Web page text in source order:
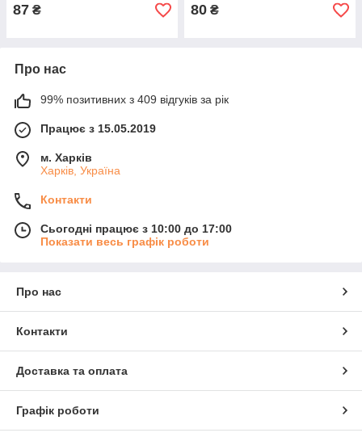
87 ₴ 80 ₴
Про нас
99% позитивних з 409 відгуків за рік
Працює з 15.05.2019
м. Харків
Харків, Україна
Контакти
Сьогодні працює з 10:00 до 17:00
Показати весь графік роботи
Про нас
Контакти
Доставка та оплата
Графік роботи